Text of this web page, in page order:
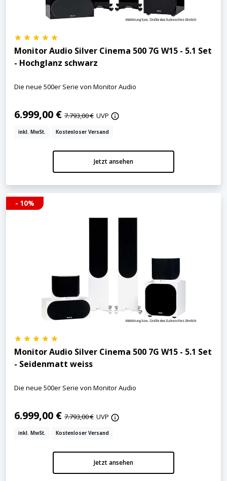
Monitor Audio Silver Cinema 500 7G W15 - 5.1 Set
- Hochglanz schwarz
Die neue 500er Serie von Monitor Audio
6.999,00 € 7.793,00 € UVP
inkl. MwSt. Kostenloser Versand
Jetzt ansehen
- 10%
Monitor Audio Silver Cinema 500 7G W15 - 5.1 Set
- Seidenmatt weiss
Die neue 500er Serie von Monitor Audio
6.999,00 € 7.793,00 € UVP
inkl. MwSt. Kostenloser Versand
Jetzt ansehen